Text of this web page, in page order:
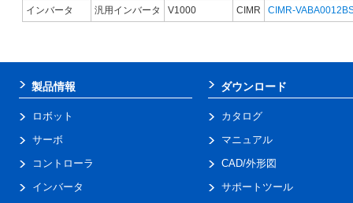
インバータ
汎用インバータ V1000 CIMR CIMR-
製品情報
ロボット
サーボ
コントローラ
インバータ
ダウンロード
カタログ
マニュアル
CAD/外形図
サポートツール